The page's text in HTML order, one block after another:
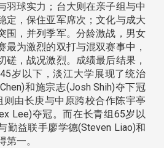
羽球实力；台大则在亲子组与中
定，保住亚军席次；文化与成大
围，并列季军。分龄激战，男女
最为激烈的双打与混双赛事中，
磋，战况激烈。成绩最后结果，
岁以下，淡江大学展现了统治
和施宗志(Josh Shih)夺下冠
由长庚与中原跨校合作陈宇亭
Lee)夺冠。而在长青组65岁以
勤益联手廖学德(Steven Liao)和
一。